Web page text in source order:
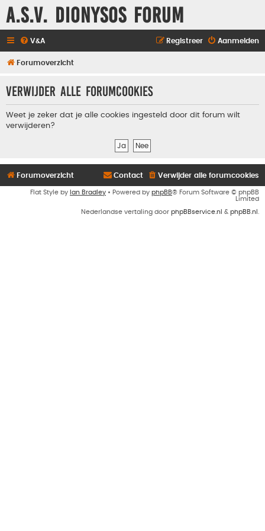
A.S.V. Dionysos Forum
V&A Aanmelden
Registreer
Forumoverzicht
Verwijder alle forumcookies
Weet je zeker dat je alle cookies ingesteld door dit forum wilt
verwijderen?
Forumoverzicht Verwijder alle forumcookies
Contact
Flat Style by Ian Bradley • Powered by phpBB® Forum Software © phpBB
Limited
Nederlandse vertaling door phpBBservice.nl & phpBB.nl